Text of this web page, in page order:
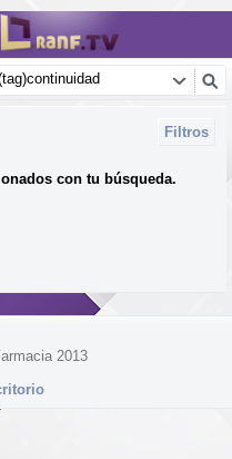
Filtros
con tu búsqueda.
2013